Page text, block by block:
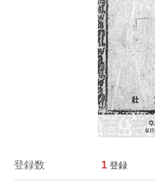
登録数 1 登録